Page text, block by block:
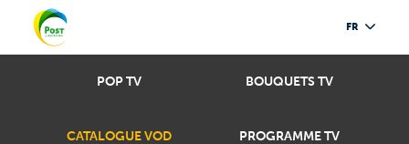
FR
POP TV BOUQUETS TV
CATALOGUE VOD PROGRAMME TV